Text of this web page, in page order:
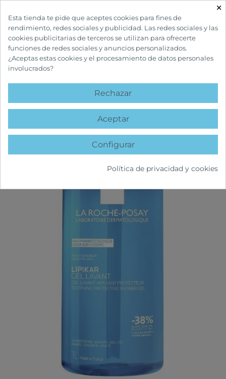
INICIO CUIDADOS CORPORALES
favorite
×
Esta tienda te pide que aceptes cookies para fines de
rendimiento, redes sociales y publicidad. Las redes sociales y las
cookies publicitarias de terceros se utilizan para ofrecerte
funciones de redes sociales y anuncios personalizados.
¿Aceptas estas cookies y el procesamiento de datos personales
involucrados?
Rechazar
Aceptar
Configurar
Política de privacidad y cookies